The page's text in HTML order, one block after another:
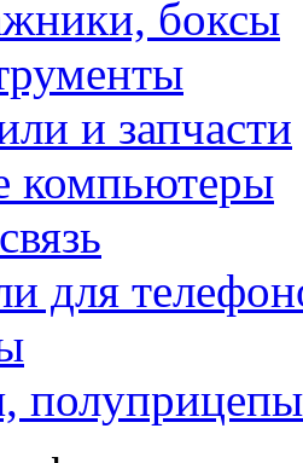
боксы
и запчасти
компьютеры
для
полуприцепы